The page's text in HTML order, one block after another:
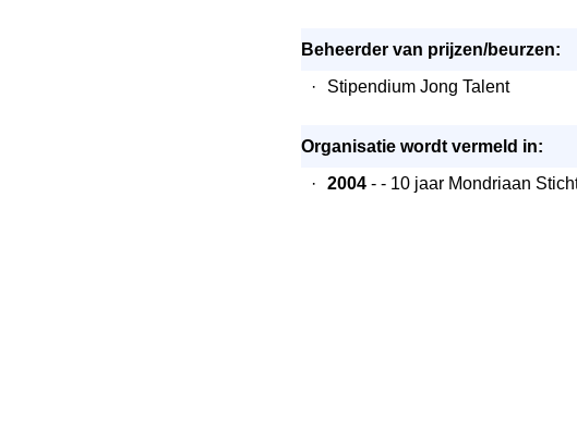
Beheerder van prijzen/beurzen:
·
Stipendium Jong Talent
Organisatie wordt vermeld in:
·
2004 - - 10 jaar Mondriaan